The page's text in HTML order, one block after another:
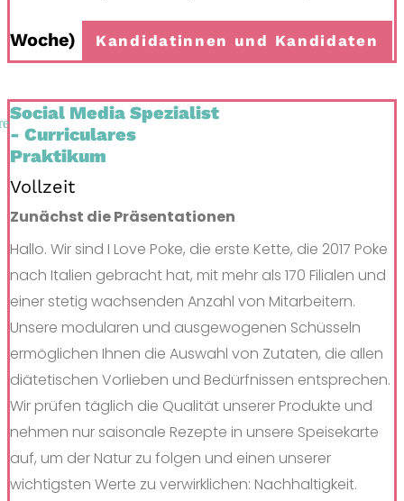
Woche) Kandidatinnen und Kandidaten
Social Media Spezialist
- Curriculares
Praktikum
Vollzeit
Zunächst die Präsentationen
Hallo. Wir sind I Love Poke, die erste Kette, die 2017 Poke
nach Italien gebracht hat, mit mehr als 170 Filialen und
einer stetig wachsenden Anzahl von Mitarbeitern.
Unsere modularen und ausgewogenen Schüsseln
ermöglichen Ihnen die Auswahl von Zutaten, die allen
diätetischen Vorlieben und Bedürfnissen entsprechen.
Wir prüfen täglich die Qualität unserer Produkte und
nehmen nur saisonale Rezepte in unsere Speisekarte
auf, um der Natur zu folgen und einen unserer
wichtigsten Werte zu verwirklichen: Nachhaltigkeit.